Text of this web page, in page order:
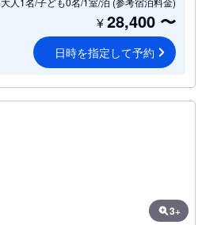
¥28,400 〜
日時を指定して予約
3+